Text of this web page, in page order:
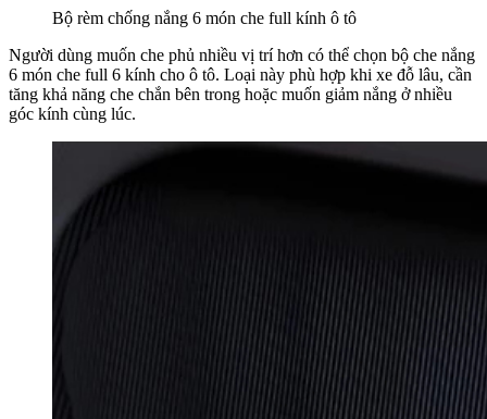
Bộ rèm chống nắng 6 món che full kính ô tô
Người dùng muốn che phủ nhiều vị trí hơn có thể chọn bộ che nắng
6 món che full 6 kính cho ô tô. Loại này phù hợp khi xe đỗ lâu, cần
tăng khả năng che chắn bên trong hoặc muốn giảm nắng ở nhiều
góc kính cùng lúc.